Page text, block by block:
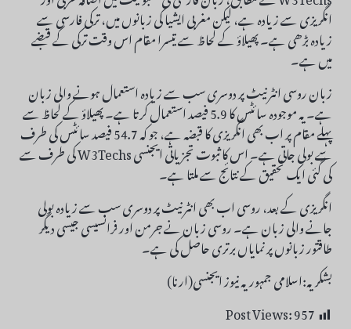
انگریزی سے زیادہ ہے، لیکن مغربی ایشیا کی زبانوں میں، ترکی فارسی سے
زیادہ بڑھی ہے۔ پھیلاؤ کے لحاظ سے تیسرا مقام اس وقت ترکی کے قبضے
میں ہے۔
زبان روسی انٹرنیٹ پر دوسری سب سے زیادہ استعمال ہونے والی زبان
ہے۔ یہ موجودہ سائٹس کا 5.9 فیصد استعمال کرتا ہے۔ پھیلاؤ کے لحاظ سے
پہلے مقام پر اب بھی انگریزی کا قبضہ ہے، جو کہ 54.7 فیصد سائٹس کی طرف
سے بولی جاتی ہے۔ اس کا ثبوت تجزیاتی ایجنسی W3Techs کی طرف سے
کی گئی ایک تحقیق کے نتائج سے ملتا ہے۔
انگریزی کے بعد، روسی اب بھی انٹرنیٹ پر دوسری سب سے زیادہ بولی
جانے والی زبان ہے۔ روسی زبان نے جرمن اور فرانسیسی جیسی دیگر
طاقتور زبانوں پر نمایاں برتری حاصل کی ہے۔
بشکریہ:اسلامی جمہوریہ نیوز ایجنسی(ارنا)
Post Views:957